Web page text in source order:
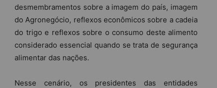
desmembramentos sobre a imagem do país, imagem
do Agronegócio, reflexos econômicos sobre a cadeia
do trigo e reflexos sobre o consumo deste alimento
considerado essencial quando se trata de segurança
alimentar das nações.
Nesse cenário, os presidentes das entidades